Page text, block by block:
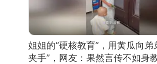
姐姐的“硬核教育”，用黄瓜向弟
夹手”，网友：果然言传不如身